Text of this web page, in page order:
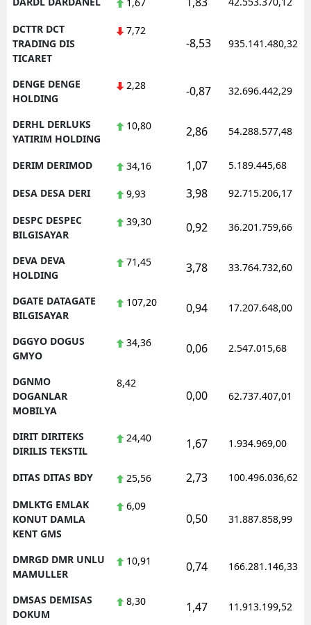
DCTTR DCT
TRADING DIS
TICARET
7,72
-8,53 935.141.480,32
DENGE DENGE
HOLDING
2,28 -0,87 32.696.442,29
DERHL DERLUKS
YATIRIM HOLDING
10,80 2,86 54.288.577,48
DERIM DERIMOD 34,16 1,07 5.189.445,68
DESA DESA DERI 9,93 3,98 92.715.206,17
DESPC DESPEC
BILGISAYAR
39,30 0,92 36.201.759,66
DEVA DEVA
HOLDING
71,45 3,78 33.764.732,60
DGATE DATAGATE
BILGISAYAR
107,20 0,94 17.207.648,00
DGGYO DOGUS
GMYO
34,36 0,06 2.547.015,68
DGNMO
DOGANLAR
MOBILYA
8,42
0,00 62.737.407,01
DIRIT DIRITEKS
DIRILIS TEKSTIL
24,40 1,67 1.934.969,00
DITAS DITAS BDY 25,56 2,73 100.496.036,62
DMLKTG EMLAK
KONUT DAMLA
KENT GMS
6,09
0,50 31.887.858,99
DMRGD DMR UNLU
MAMULLER
10,91 0,74 166.281.146,33
DMSAS DEMISAS
DOKUM
8,30 1,47 11.913.199,52